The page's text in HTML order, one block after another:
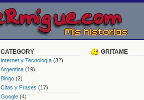
CATEGORY
Internet y Tecnología (32)
Argentina (19)
Bingo (2)
Citas y Frases (17)
Google (4)
GRITAME